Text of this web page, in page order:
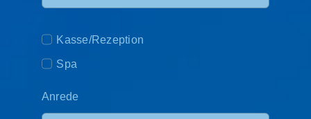
Kasse/Rezeption
Spa
Anrede